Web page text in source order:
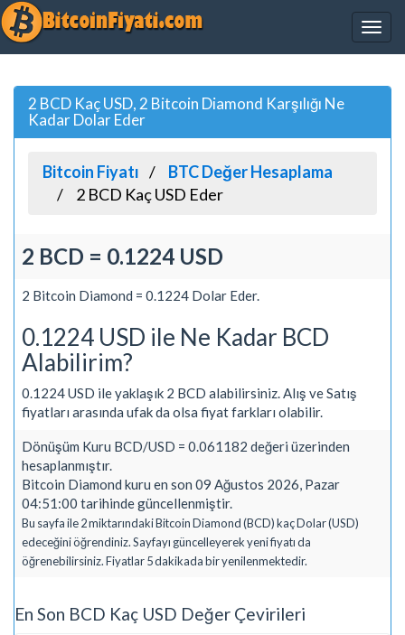
2 BCD Kaç USD, 2 Bitcoin Diamond Karşılığı Ne
Kadar Dolar Eder
Bitcoin Fiyatı
BTC Değer Hesaplama
2 BCD Kaç USD Eder
2 BCD = 0.1224 USD
2 Bitcoin Diamond = 0.1224 Dolar Eder.
0.1224 USD ile Ne Kadar BCD
Alabilirim?
0.1224 USD ile yaklaşık 2 BCD alabilirsiniz. Alış ve Satış
fiyatları arasında ufak da olsa fiyat farkları olabilir.
Dönüşüm Kuru BCD/USD = 0.061182 değeri üzerinden
hesaplanmıştır.
Bitcoin Diamond kuru en son 09 Ağustos 2026, Pazar
04:51:00 tarihinde güncellenmiştir.
Bu sayfa ile 2 miktarındaki Bitcoin Diamond (BCD) kaç Dolar (USD)
edeceğini öğrendiniz. Sayfayı güncelleyerek yeni fiyatı da
öğrenebilirsiniz. Fiyatlar 5 dakikada bir yenilenmektedir.
En Son BCD Kaç USD Değer Çevirileri